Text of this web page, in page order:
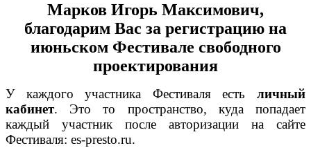
Марков Игорь Максимович,
благодарим Вас за регистрацию на
июньском Фестивале свободного
проектирования
У каждого участника Фестиваля есть личный
кабинет. Это то пространство, куда попадает
каждый участник после авторизации на сайте
Фестиваля: es-presto.ru.